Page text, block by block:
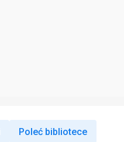
Poleć bibliotece